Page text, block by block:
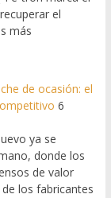
el
más
de ocasión: el
6
ya se
donde los
de valor
los fabricantes